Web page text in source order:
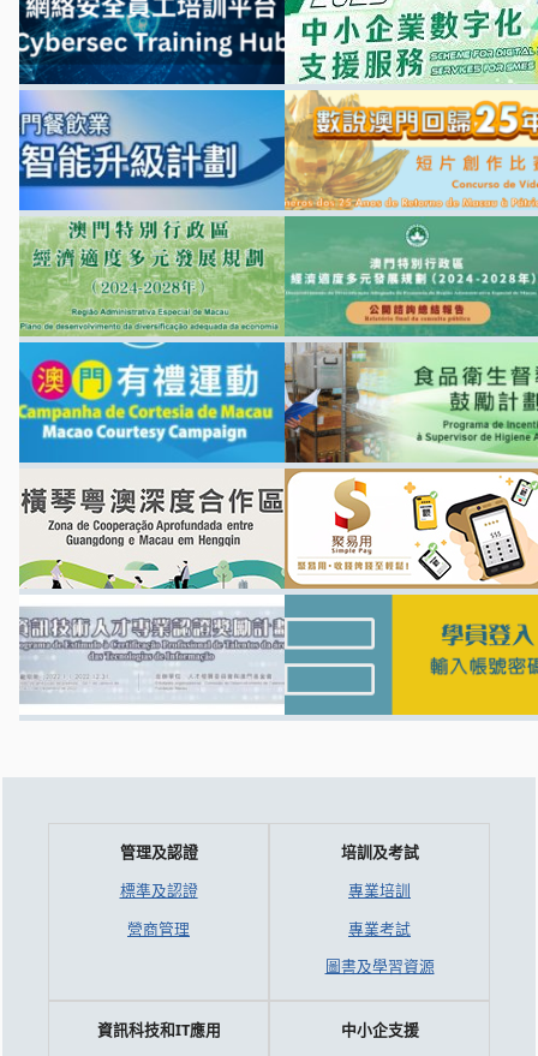
管理及認證
標準及認證
營商管理
培訓及考試
專業培訓
專業考試
圖書及學習資源
資訊科技和IT應用
中小企支援